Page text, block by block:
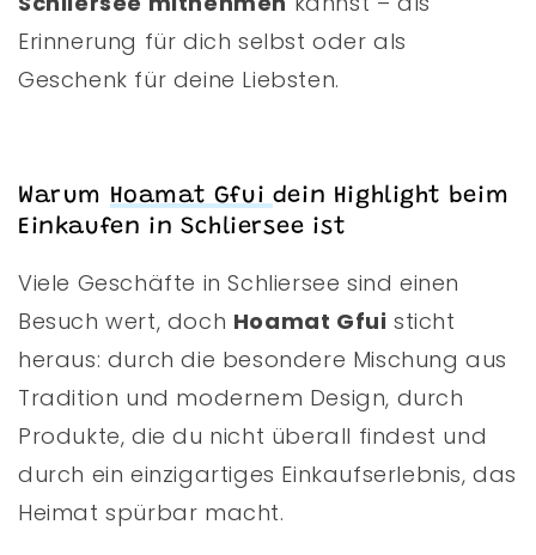
Erinnerung für dich selbst oder als
Geschenk für deine Liebsten.
Warum Hoamat Gfui dein Highlight beim
Einkaufen in Schliersee ist
Viele Geschäfte in Schliersee sind einen
Besuch wert, doch Hoamat Gfui sticht
heraus: durch die besondere Mischung aus
Tradition und modernem Design, durch
Produkte, die du nicht überall findest und
durch ein einzigartiges Einkaufserlebnis, das
Heimat spürbar macht.